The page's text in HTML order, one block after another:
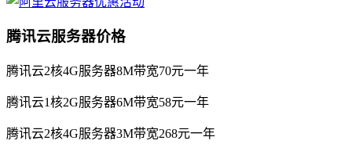
腾讯云服务器价格
腾讯云2核4G服务器8M带宽70元一年
腾讯云1核2G服务器6M带宽58元一年
腾讯云2核4G服务器3M带宽268元一年